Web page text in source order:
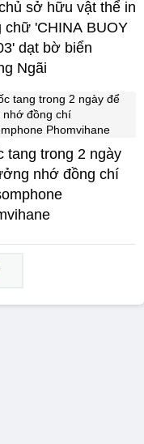
sở hữu vật thể in
chữ 'CHINA BUOY
dạt bờ biển
Ngãi
tang trong 2 ngày
nhớ đồng chí